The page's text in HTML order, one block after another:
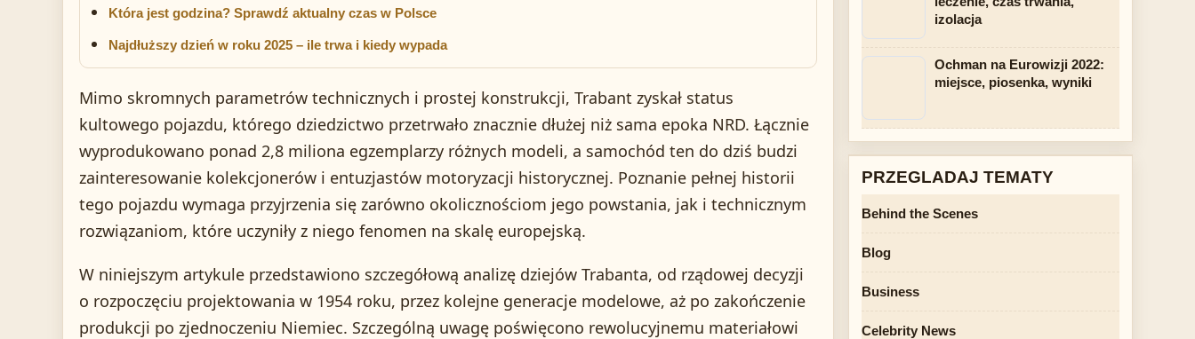
Która jest godzina? Sprawdź aktualny czas w Polsce
Najdłuższy dzień w roku 2025 – ile trwa i kiedy wypada
Mimo skromnych parametrów technicznych i prostej konstrukcji, Trabant zyskał status
kultowego pojazdu, którego dziedzictwo przetrwało znacznie dłużej niż sama epoka NRD. Łącznie
wyprodukowano ponad 2,8 miliona egzemplarzy różnych modeli, a samochód ten do dziś budzi
zainteresowanie kolekcjonerów i entuzjastów motoryzacji historycznej. Poznanie pełnej historii
tego pojazdu wymaga przyjrzenia się zarówno okolicznościom jego powstania, jak i technicznym
rozwiązaniom, które uczyniły z niego fenomen na skalę europejską.
W niniejszym artykule przedstawiono szczegółową analizę dziejów Trabanta, od rządowej decyzji
o rozpoczęciu projektowania w 1954 roku, przez kolejne generacje modelowe, aż po zakończenie
produkcji po zjednoczeniu Niemiec. Szczególną uwagę poświęcono rewolucyjnemu materiałowi
izolacja
Ochman na Eurowizji 2022:
miejsce, piosenka, wyniki
PRZEGLADAJ TEMATY
Behind the Scenes
Blog
Business
Celebrity News